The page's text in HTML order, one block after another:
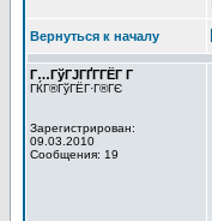
Вернуться к началу
Г…ГўГЈГҐГ­ГЁГ Г­
ГЌГ®ГўГЁГ·Г®ГЄ
Зарегистрирован:
09.03.2010
Сообщения: 19